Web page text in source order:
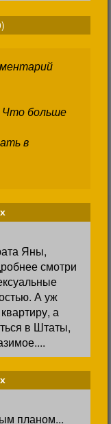
)
Что больше
в
Яны,
смотри
А уж
а
в Штаты,
планом...